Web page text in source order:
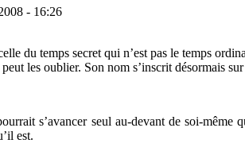
- 16:26
du temps secret qui n’est pas le temps
les oublier. Son nom s’inscrit désormais
s’avancer seul au-devant de soi-
est.